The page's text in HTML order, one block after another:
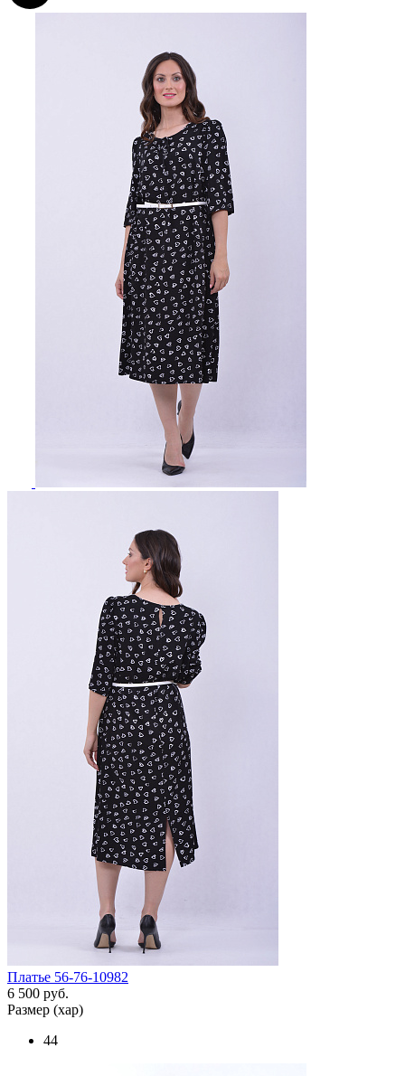
Платье 56-76-10982
6 500 руб.
Размер (хар)
44